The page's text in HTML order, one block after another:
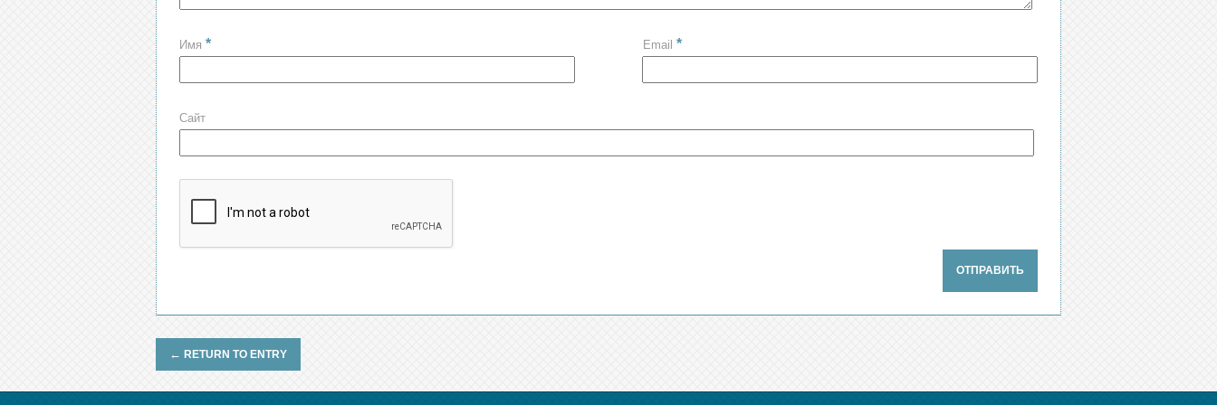
Имя * Email*
Сайт
← RETURN TO ENTRY